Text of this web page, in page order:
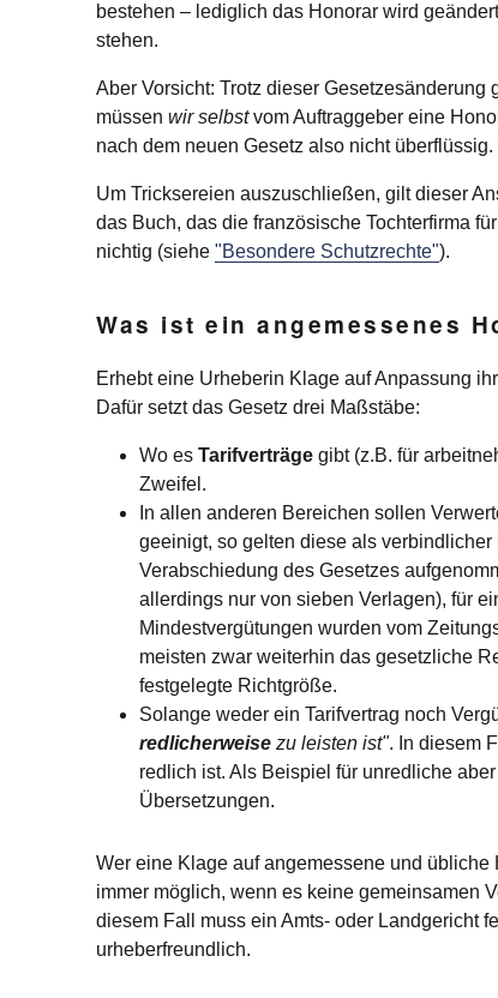
bestehen – lediglich das Honorar wird
stehen.
Aber Vorsicht: Trotz dieser
müssenwir selbstvom Auftraggeber eine
nach dem neuen Gesetz also nicht
Um Tricksereien auszuschließen, gilt dieser
das Buch, das die französische Tochterfirma
nichtig (siehe"Besondere Schutzrechte").
Was ist ein angemessenes
Erhebt eine Urheberin Klage auf Anpassung
Dafür setzt das Gesetz drei Maßstäbe:
Wo esTarifverträge gibt (z.B. für
Zweifel.
In allen anderen Bereichen sollen
geeinigt, so gelten diese als
Verabschiedung des Gesetzes
allerdings nur von sieben Verlagen), für
Mindestvergütungen wurden vom
meisten zwar weiterhin das gesetzliche
festgelegte Richtgröße.
Solange weder ein Tarifvertrag noch
redlicherweise zu leisten ist". In diesem
redlich ist. Als Beispiel für unredliche
Übersetzungen.
Wer eine Klage auf angemessene und
immer möglich, wenn es keine gemeinsamen
diesem Fall muss ein Amts- oder Landgericht
urheberfreundlich.